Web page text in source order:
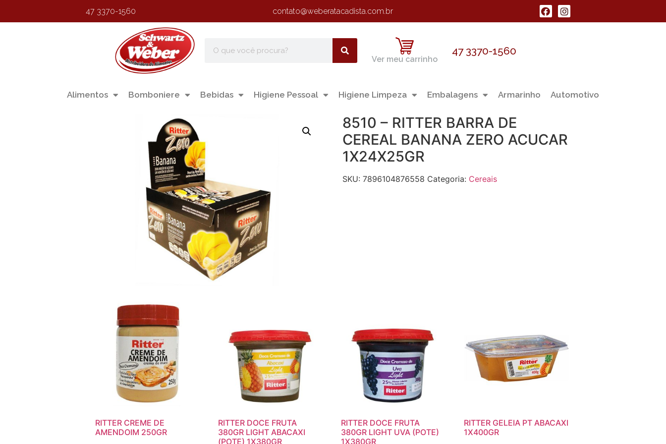
47 3370-1560 contato@weberatacadista.com.br
Ver meu carrinho
47 3370-1560
Alimentos Bomboniere Bebidas Higiene Pessoal Higiene Limpeza Embalagens Armarinho Automotivo
8510 – RITTER BARRA DE
CEREAL BANANA ZERO ACUCAR
1X24X25GR
SKU:7896104876558 Categoria: Cereais
RITTER CREME DE
AMENDOIM 250GR
RITTER DOCE FRUTA
380GR LIGHT ABACAXI
(POTE) 1X380GR
RITTER DOCE FRUTA
380GR LIGHT UVA (POTE)
1X380GR
RITTER GELEIA PT ABACAXI
1X400GR